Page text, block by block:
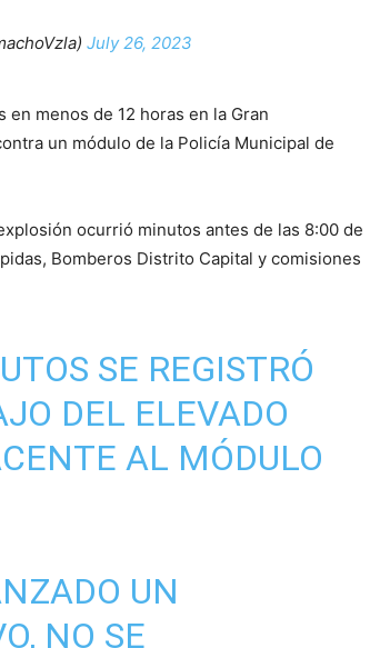
July 26, 2023
menos de 12 horas en la Gran
un módulo de la Policía Municipal de
ocurrió minutos antes de las 8:00 de
Bomberos Distrito Capital y comisiones
SE REGISTRÓ
DEL ELEVADO
AL MÓDULO
UN
NO SE